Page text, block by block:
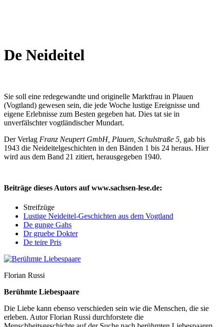
De Neideitel
Sie soll eine redegewandte und originelle Marktfrau in Plauen
(Vogtland) gewesen sein, die jede Woche lustige Ereignisse und
eigene Erlebnisse zum Besten gegeben hat. Dies tat sie in
unverfälschter vogtländischer Mundart.
Der Verlag Franz Neupert GmbH, Plauen, Schulstraße 5, gab bis
1943 die Neideitelgeschichten in den Bänden 1 bis 24 heraus. Hier
wird aus dem Band 21 zitiert, herausgegeben 1940.
Beiträge dieses Autors auf www.sachsen-lese.de:
Streifzüge
Lustige Neideitel-Geschichten aus dem Vogtland
De gunge Gahs
Dr gruebe Dokter
De teire Pris
Florian Russi
Berühmte Liebespaare
Die Liebe kann ebenso verschieden sein wie die Menschen, die sie
erleben. Autor Florian Russi durchforstete die